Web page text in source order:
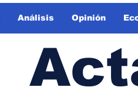
Análisis Opinión